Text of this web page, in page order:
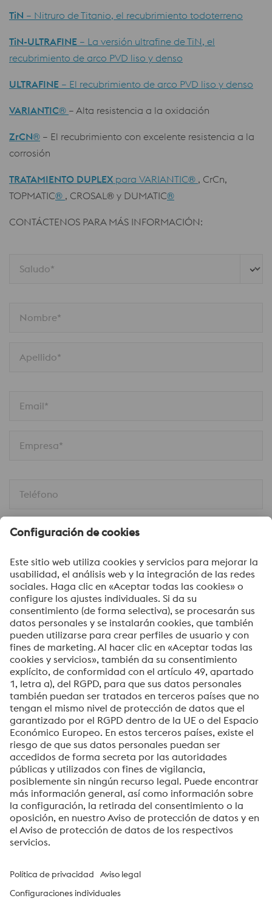
TiN – Nitruro de Titanio, el recubrimiento todoterreno
TiN-ULTRAFINE – La versión ultrafine de TiN, el
recubrimiento de arco PVD liso y denso
ULTRAFINE – El recubrimiento de arco PVD liso y denso
VARIANTIC® – Alta resistencia a la oxidación
ZrCN® – El recubrimiento con excelente resistencia a la
corrosión
TRATAMIENTO DUPLEX para VARIANTIC® , CrCn,
TOPMATIC® , CROSAL® y DUMATIC®
CONTÁCTENOS PARA MÁS INFORMACIÓN:
Saludo*
Nombre*
Apellido*
Email*
Empresa*
Teléfono
Móvil
En la calle
Código postal
Su mensaje*
Sí, me gustaría recibir ocasionalmente información,
invitaciones y otras comunicaciones relevantes.
Enviar
Verificación Anti-Robot
Haga clic para iniciar la verificación
Friendly Captcha ⇗
voestalpine High Performance Metals Ibérica, S.A.U.